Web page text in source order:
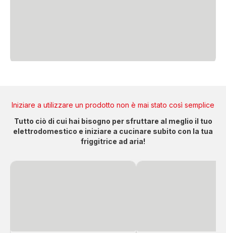
Iniziare a utilizzare un prodotto non è mai stato così semplice
Tutto ciò di cui hai bisogno per sfruttare al meglio il tuo
elettrodomestico e iniziare a cucinare subito con la tua
friggitrice ad aria!